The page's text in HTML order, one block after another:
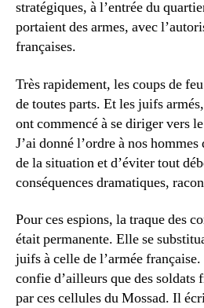
stratégiques, à l’entrée du
portaient des armes, avec
françaises.
Très rapidement, les coups de
de toutes parts. Et les juifs
ont commencé à se diriger vers
J’ai donné l’ordre à nos
de la situation et d’éviter tout
conséquences dramatiques,
Pour ces espions, la traque des
était permanente. Elle se
juifs à celle de l’armée
confie d’ailleurs que des soldats
par ces cellules du Mossad. Il